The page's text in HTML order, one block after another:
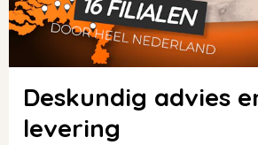
Deskundig advies
levering